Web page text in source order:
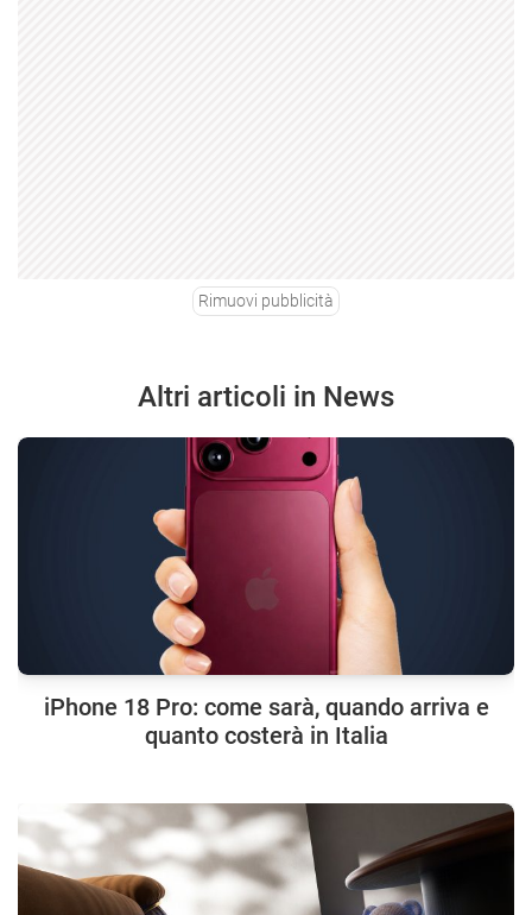
Rimuovi pubblicità
Altri articoli in News
iPhone 18 Pro: come sarà, quando arriva e
quanto costerà in Italia